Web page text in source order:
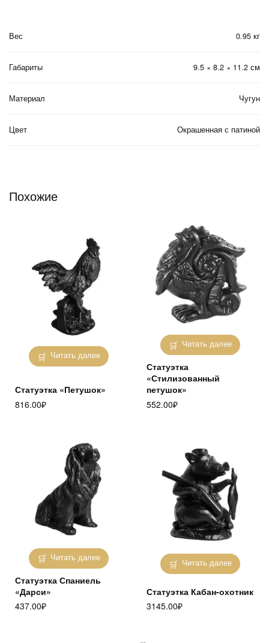
Вес 0.95 кг
Габариты 9.5 × 8.2 × 11.2 см
Материал Чугун
Цвет Окрашенная с патиной
Похожие
Читать далее
Статуэтка «Петушок»
816.00₽
Читать далее
Статуэтка
«Стилизованный
петушок»
552.00₽
Читать далее
Статуэтка Спаниель
«Дарси»
437.00₽
Читать далее
Статуэтка Кабан-охотник
3145.00₽